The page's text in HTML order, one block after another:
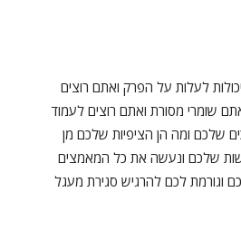
לעלות על הפרק ואתם רוצים
שומרי מסורת ואתם רוצים לעמוד
שלכם ומה הן הציפיות שלכם מן
שלכם ונעשה את כל המאמצים
לכם להרגיש סגירת מעגל